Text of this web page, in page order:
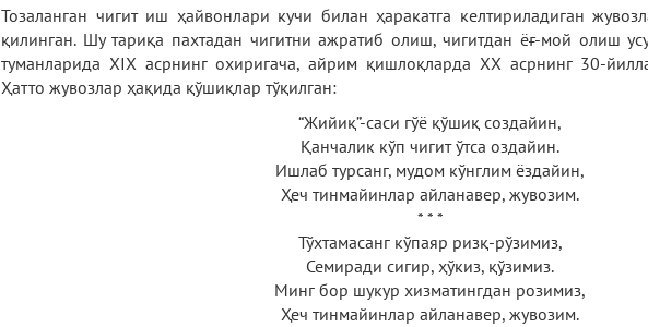
Тозаланган чигит иш ҳайвонлари кучи билан ҳаракатга келтириладиган
қилинган. Шу тариқа пахтадан чигитни ажратиб олиш, чигитдан ёғ-мой олиш
туманларида XIX асрнинг охиригача, айрим қишлоқларда XX асрнинг 30-
Ҳатто жувозлар ҳақида қўшиқлар тўқилган:
“Жийиқ”-саси гўё қўшиқ создайин,
Қанчалик кўп чигит ўтса оздайин.
Ишлаб турсанг, мудом кўнглим ёздайин,
Ҳеч тинмайинлар айланавер, жувозим.
* * *
Тўхтамасанг кўпаяр ризқ-рўзимиз,
Семиради сигир, ҳўкиз, қўзимиз.
Минг бор шукур хизматингдан розимиз,
Ҳеч тинмайинлар айланавер, жувозим.